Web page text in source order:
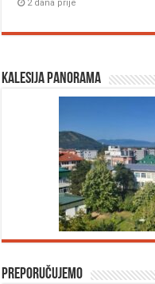
2 dana prije
Kalesija panorama
Preporučujemo